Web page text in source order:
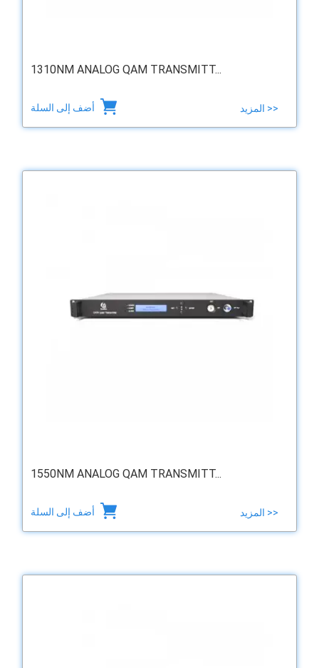
1310NM ANALOG QAM TRANSMITT...
المزيد >>
1550NM ANALOG QAM TRANSMITT...
المزيد >>